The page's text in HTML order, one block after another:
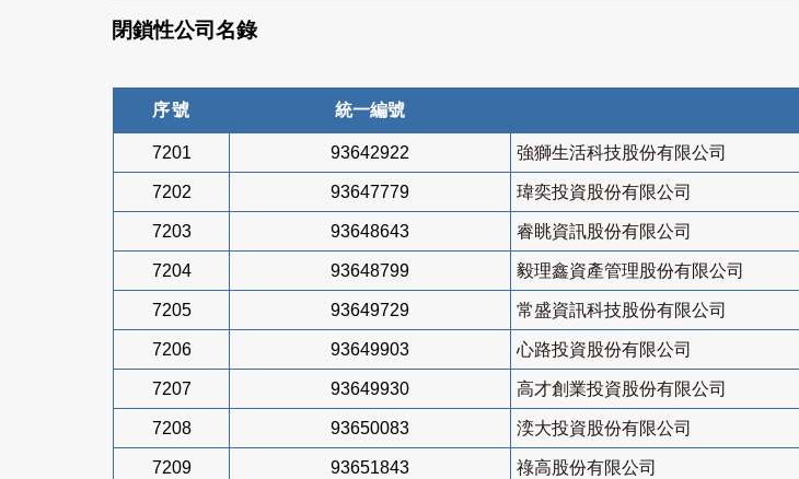
閉鎖性公司名錄
序號 統一編號
7201 93642922 強獅生活科技股份有限公司
7202 93647779 瑋奕投資股份有限公司
7203 93648643 睿眺資訊股份有限公司
7204 93648799 毅理鑫資產管理股份有限公司
7205 93649729 常盛資訊科技股份有限公司
7206 93649903 心路投資股份有限公司
7207 93649930 高才創業投資股份有限公司
7208 93650083 湙大投資股份有限公司
7209 93651843 祿高股份有限公司